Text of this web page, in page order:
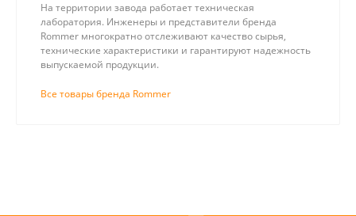
На территории завода работает техническая
лаборатория. Инженеры и представители бренда
Rommer многократно отслеживают качество сырья,
технические характеристики и гарантируют надежность
выпускаемой продукции.
Все товары бренда Rommer